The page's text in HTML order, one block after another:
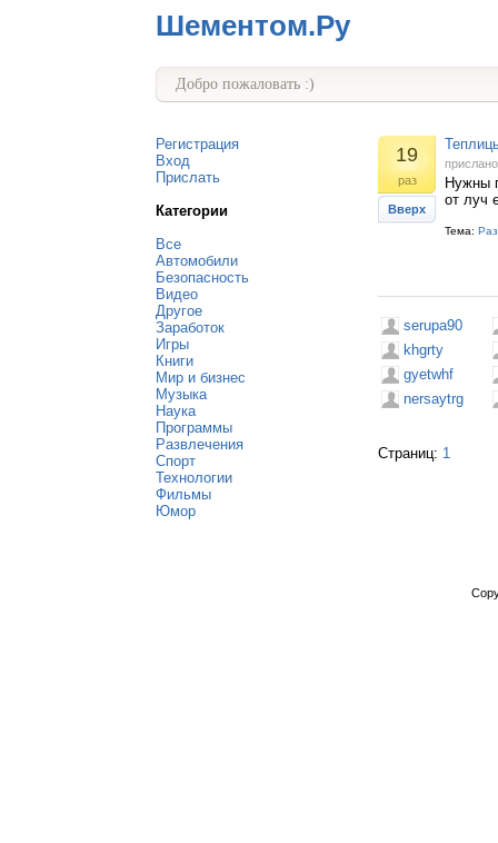
Шементом.Ру
Добро пожаловать :)
Регистрация
Вход
Прислать
Категории
Все
Автомобили
Безопасность
Видео
Другое
Заработок
Игры
Книги
Мир и бизнес
Музыка
Наука
Программы
Развлечения
Спорт
Технологии
Фильмы
Юмор
19
раз
Вверх
Нужны
от луч
Тема:
serupa90
khgrty
gyetwhf
nersaytrg
Страниц: 1